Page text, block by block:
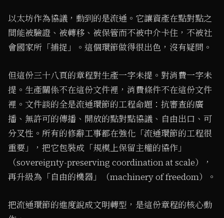
以太坊作為協議，動到的是流通。它讓資產在點對點之
間能被驗證、被轉移、被保管而不被中介卡住，不被社
會國家所「捕捉」。這個環節做得很出色，沒有疑問。
但這份三十八頁的章程對生產一字未提。對消費一字未
提。生產關係不在這份文件裡，消費條件不在這份文件
裡。文件談的全是流通環節的工程命題：抗審查的廣
播、無許可的傳播、開放的點對點協議、自由出口、可
分叉性。所有的修辭工事都在強化「流通環節的工程很
重要」，把它包裝成「規模上保留主權的協作」
（sovereignty-preserving coordination at scale），
再升級為「自由的機器」（machinery of freedom）。
把流通環節的進度說成文明轉型，是這份章程的核心動